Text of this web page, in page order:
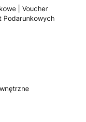
| Voucher
Podarunkowych